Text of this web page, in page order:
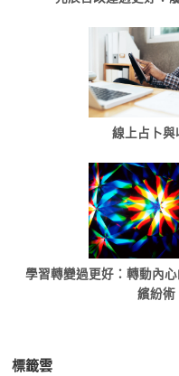
線上占卜與
學習轉變過更好：轉動內心
繽紛術
標籤雲